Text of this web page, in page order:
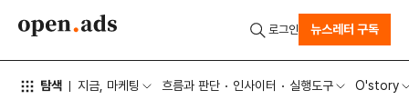
탐색 지금, 마케팅 흐름과 판단 인사이터 실행도구 O'story
로그인 뉴스레터 구독